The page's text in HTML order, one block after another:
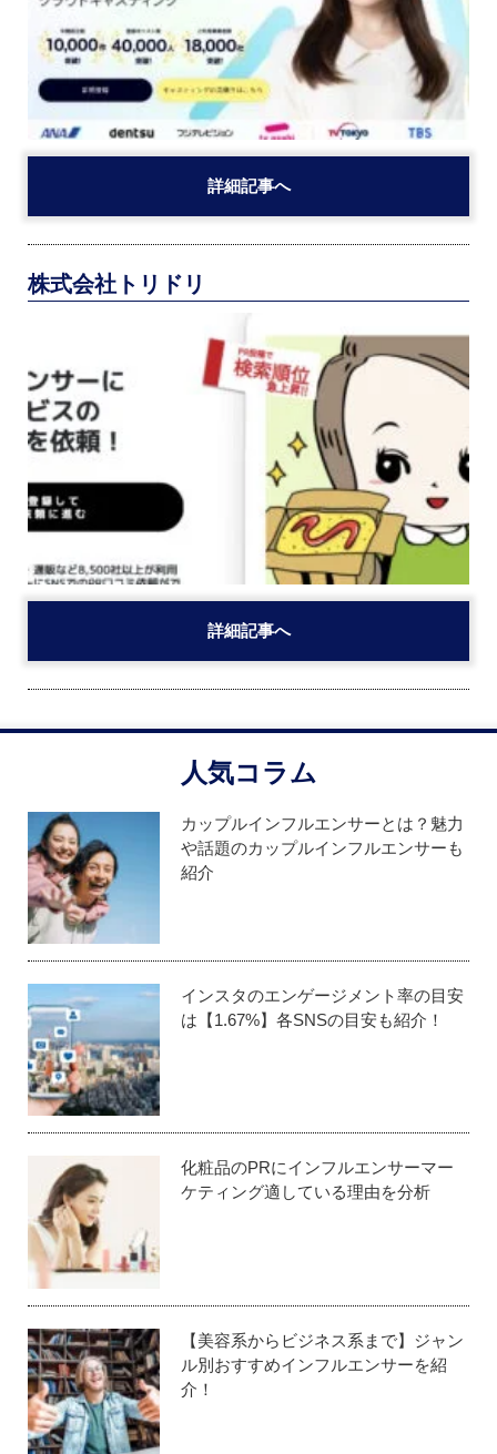
詳細記事へ
株式会社トリドリ
詳細記事へ
人気コラム
カップルインフルエンサーとは？魅力
や話題のカップルインフルエンサーも
紹介
インスタのエンゲージメント率の目安
は【1.67%】各SNSの目安も紹介！
化粧品のPRにインフルエンサーマー
ケティング適している理由を分析
【美容系からビジネス系まで】ジャン
ル別おすすめインフルエンサーを紹
介！